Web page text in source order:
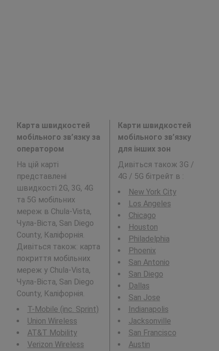
Карта швидкостей
мобільного зв’язку за
оператором
На цій карті
представлені
швидкості 2G, 3G, 4G
та 5G мобільних
мереж в Chula-Vista,
Чула-Віста, San Diego
County, Каліфорнія.
Дивіться також: карта
покриття мобільних
мереж у Chula-Vista,
Чула-Віста, San Diego
County, Каліфорнія.
T-Mobile (inc. Sprint)
Union Wireless
AT&T Mobility
Verizon Wireless
Карти швидкостей
мобільного зв’язку
для інших зон
Дивіться також 3G /
4G / 5G бітрейт в :
New York City
Los Angeles
Chicago
Houston
Philadelphia
Phoenix
San Antonio
San Diego
Dallas
San Jose
Indianapolis
Jacksonville
San Francisco
Austin